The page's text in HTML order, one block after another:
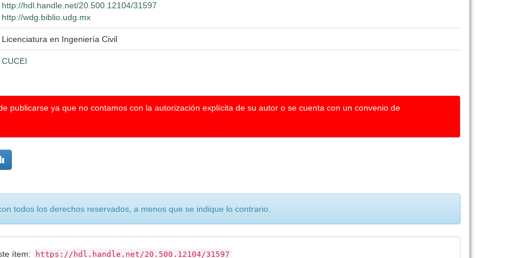
http://hdl.handle.net/20.500.12104/31597
http://wdg.biblio.udg.mx
Licenciatura en Ingeniería Civil
CUCEI
publicarse ya que no contamos con la autorización explícita de su autor o se cuenta con un convenio de
todos los derechos reservados, a menos que se indique lo contrario.
ítem: https://hdl.handle.net/20.500.12104/31597